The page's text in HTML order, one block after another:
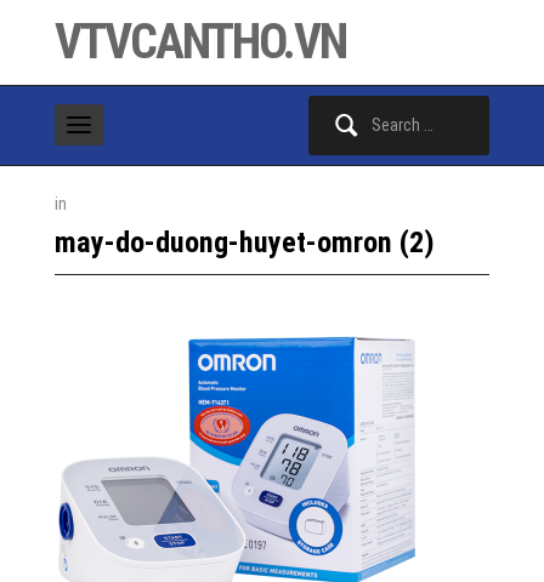
VTVCANTHO.VN
in
may-do-duong-huyet-omron (2)